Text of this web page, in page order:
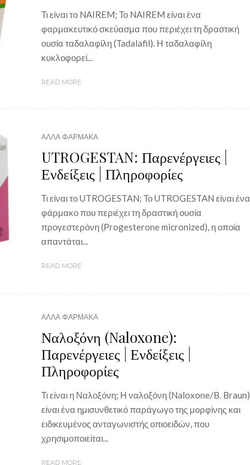
Τι είναι το NAIREM; Το NAIREM είναι ένα
φαρμακευτικό σκεύασμα που περιέχει τη δραστική
ουσία ταδαλαφίλη (Tadalafil). Η ταδαλαφίλη
κυκλοφορεί...
READ MORE
ΑΛΛΑ ΦΑΡΜΑΚΑ
UTROGESTAN: Παρενέργειες |
Ενδείξεις | Πληροφορίες
Τι είναι το UTROGESTAN; Το UTROGESTAN είναι ένα
φάρμακο που περιέχει τη δραστική ουσία
προγεστερόνη (Progesterone micronized), η οποία
απαντάται...
READ MORE
ΑΛΛΑ ΦΑΡΜΑΚΑ
Ναλοξόνη (Naloxone):
Παρενέργειες | Ενδείξεις |
Πληροφορίες
Τι είναι η Ναλοξόνη; Η ναλοξόνη (Naloxone/B. Braun)
είναι ένα ημισυνθετικό παράγωγο της μορφίνης και
ειδικευμένος ανταγωνιστής οπιοειδών, που
χρησιμοποιείται...
READ MORE